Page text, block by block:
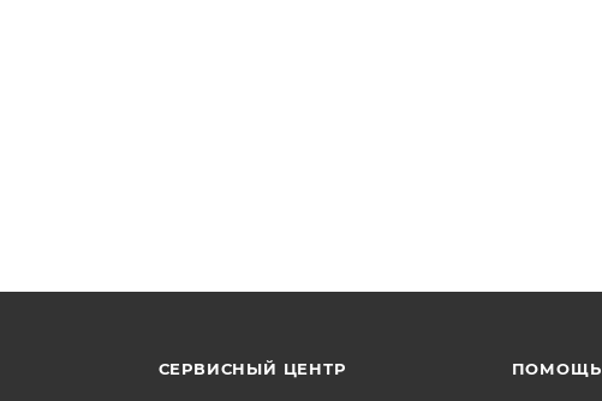
СЕРВИСНЫЙ ЦЕНТР
ПОМОЩЬ